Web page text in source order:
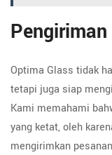
Optima Glass tidak
tetapi juga siap
Kami memahami
yang ketat, oleh
mengirimkan